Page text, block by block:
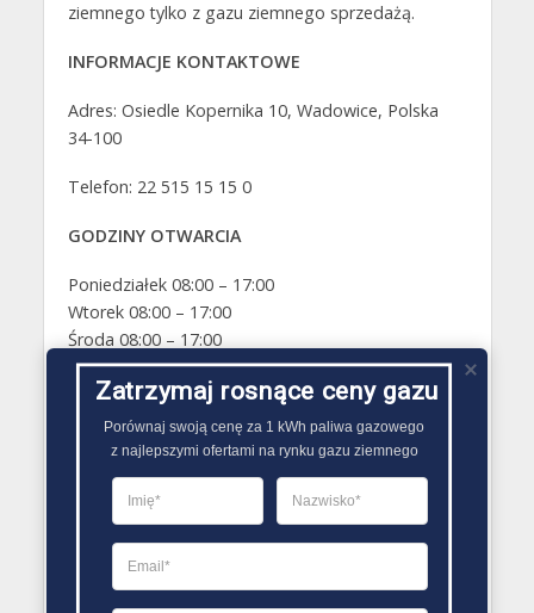
ziemnego tylko z gazu ziemnego sprzedażą.
INFORMACJE KONTAKTOWE
Adres: Osiedle Kopernika 10, Wadowice, Polska
34-100
Telefon: 22 515 15 15 0
GODZINY OTWARCIA
Poniedziałek 08:00 – 17:00
Wtorek 08:00 – 17:00
Środa 08:00 – 17:00
Czwartek 08:00 – 17:00
Piątek 08:00 – 17:00
Sobota Zamknięte
Niedziela Zamknięte
PORÓWNYWARKA OFERT GAZU
Zatrzymaj rosnące ceny gazu
Porównaj swoją cenę za 1 kWh paliwa gazowego
z najlepszymi ofertami na rynku gazu ziemnego